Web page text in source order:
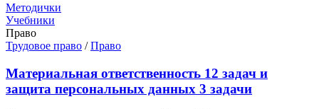
Методички
Учебники
Право
Трудовое право /Право
Материальная ответственность 12 задач и
защита персональных данных 3 задачи